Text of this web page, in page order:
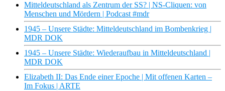
Mitteldeutschland als Zentrum der SS? | NS-Cliquen: von
Menschen und Mördern | Podcast #mdr
1945 – Unsere Städte: Mitteldeutschland im Bombenkrieg |
MDR DOK
1945 – Unsere Städte: Wiederaufbau in Mitteldeutschland |
MDR DOK
Elizabeth II: Das Ende einer Epoche | Mit offenen Karten –
Im Fokus | ARTE